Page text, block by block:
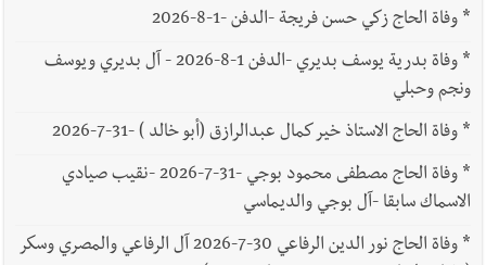
*وفاة الحاج زكي حسن فريجة -الدفن -1-8-2026
*
وفاة بدرية يوسف بديري -الدفن 1-8-2026 - آل بديري ويوسف
ونجم وحبلي
*وفاة الحاج الاستاذ خير كمال عبدالرازق (أبو خالد ) -31-7-2026
*
وفاة الحاج مصطفى محمود بوجي -31-7-2026 -نقيب صيادي
الاسماك سابقا -آل بوجي والديماسي
*
وفاة الحاج نور الدين الرفاعي 30-7-2026 آل الرفاعي والمصري وسكر